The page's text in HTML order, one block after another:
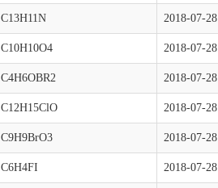
C13H11N 2018-07-28
C10H10O4 2018-07-28
C4H6OBR2 2018-07-28
C12H15ClO 2018-07-28
C9H9BrO3 2018-07-28
C6H4FI 2018-07-28